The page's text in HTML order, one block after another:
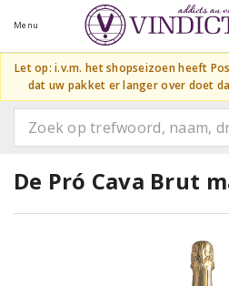
Menu
Let op: i.v.m. het shopseizoen heeft
dat uw pakket er langer over doet
De Pró Cava Brut